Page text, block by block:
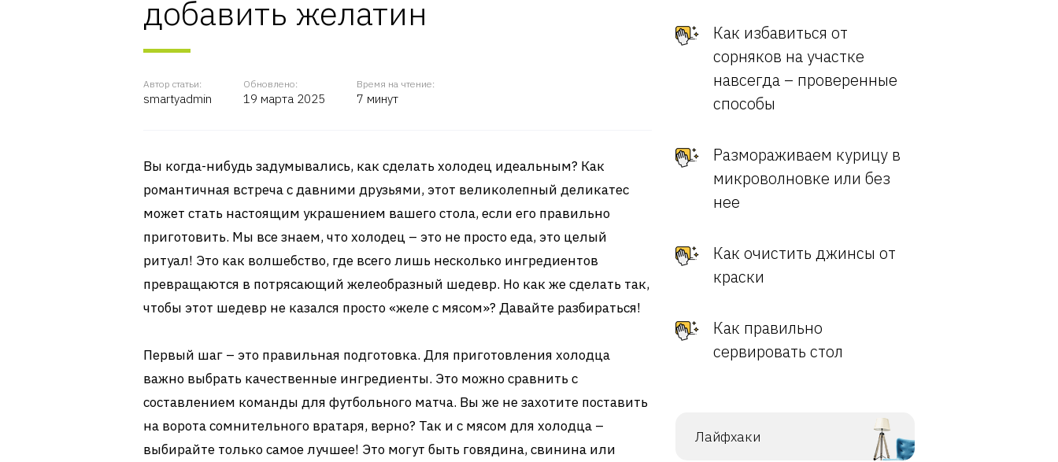
добавить желатин
Автор статьи:
smartyadmin
Обновлено:
19 марта 2025
Время на чтение:
7 минут
Вы когда-нибудь задумывались, как сделать холодец идеальным? Как
романтичная встреча с давними друзьями, этот великолепный деликатес
может стать настоящим украшением вашего стола, если его правильно
приготовить. Мы все знаем, что холодец – это не просто еда, это целый
ритуал! Это как волшебство, где всего лишь несколько ингредиентов
превращаются в потрясающий желеобразный шедевр. Но как же сделать так,
чтобы этот шедевр не казался просто «желе с мясом»? Давайте разбираться!
Первый шаг – это правильная подготовка. Для приготовления холодца
важно выбрать качественные ингредиенты. Это можно сравнить с
составлением команды для футбольного матча. Вы же не захотите поставить
на ворота сомнительного вратаря, верно? Так и с мясом для холодца –
выбирайте только самое лучшее! Это могут быть говядина, свинина или
Как избавиться от
сорняков на участке
навсегда – проверенные
способы
Размораживаем курицу в
микроволновке или без
нее
Как очистить джинсы от
краски
Как правильно
сервировать стол
Лайфхаки